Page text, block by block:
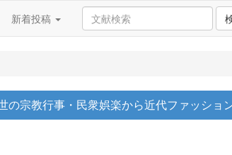
新着投稿
の宗教行事・民衆娯楽から近代ファッショ